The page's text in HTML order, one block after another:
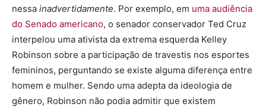
nessa inadvertidamente. Por exemplo, em uma audiência
do Senado americano, o senador conservador Ted Cruz
interpelou uma ativista da extrema esquerda Kelley
Robinson sobre a participação de travestis nos esportes
femininos, perguntando se existe alguma diferença entre
homem e mulher. Sendo uma adepta da ideologia de
gênero, Robinson não podia admitir que existem